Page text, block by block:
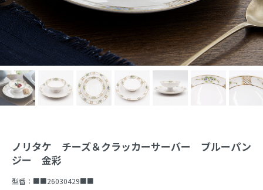
ノリタケ チーズ＆クラッカーサーバー ブルーパン
ジー 金彩
型番： ■■26030429■■